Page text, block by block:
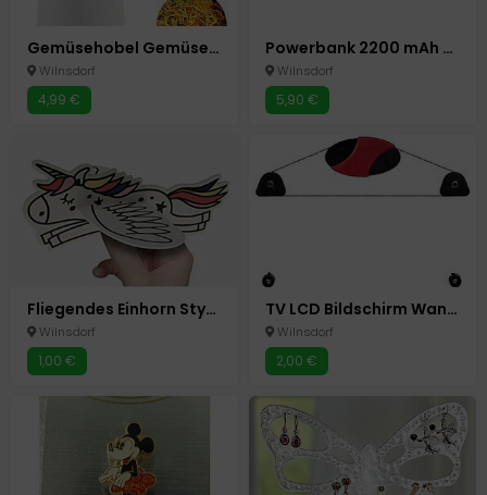
Gemüsehobel Gemüseschneider Spiralschneider Julienne Gemüsespaghetti Salat Schn
Wilnsdorf
4,99 €
Powerbank 2200 mAh 3 Farben mobiler Akku USB- Micro USB
Wilnsdorf
5,90 €
Fliegendes Einhorn Styropor Flieger
Wilnsdorf
1,00 €
TV LCD Bildschirm Wandhalterung Hama Ultraslim 23-46 Zoll o.58 -117 cm
Wilnsdorf
2,00 €